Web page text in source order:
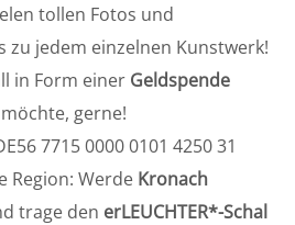
tollen Fotos und
jedem einzelnen Kunstwerk!
in Form einer Geldspende
gerne!
7715 0000 0101 4250 31
Region: Werde Kronach
trage den erLEUCHTER*-Schal